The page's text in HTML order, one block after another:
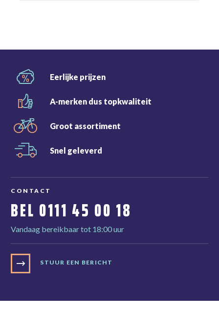
Eerlijke prijzen
A-merken dus topkwaliteit
Groot assortiment
Snel geleverd
CONTACT
BEL 0111 45 00 18
Vandaag bereikbaar tot 18:00 uur
STUUR EEN BERICHT